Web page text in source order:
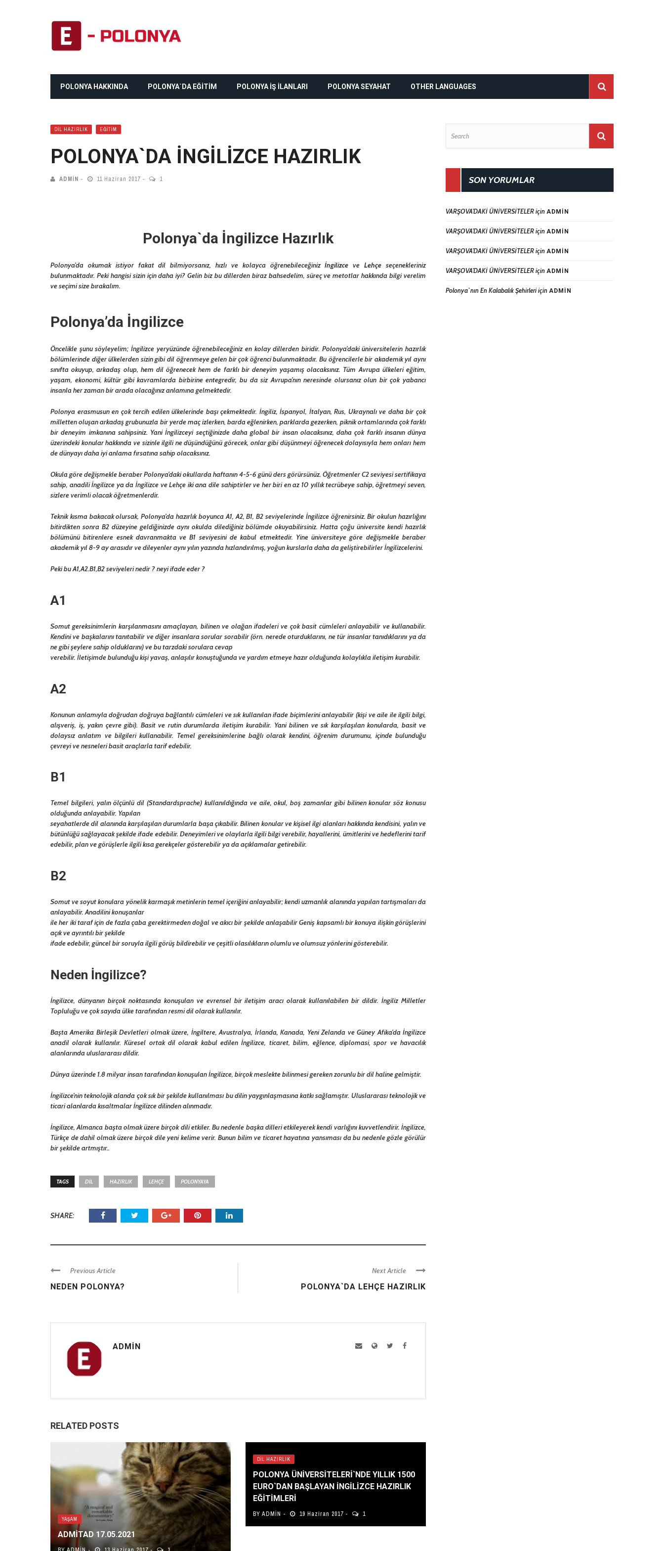
POLONYA HAKKINDA POLONYA`DA EĞİTİM POLONYA İŞ İLANLARI POLONYA SEYAHAT OTHER LANGUAGES
DIL HAZIRLIK EĞITIM
POLONYA`DA İNGILIZCE HAZIRLIK
ADMIN 11 Haziran 2017 1
Polonya`da İngilizce Hazırlık
Polonya’da okumak istiyor fakat dil bilmiyorsanız, hızlı ve kolayca öğrenebileceğinizİngilizce veLehçe seçenekleriniz
bulunmaktadır. Peki hangisi sizin için daha iyi? Gelin biz bu dillerden biraz bahsedelim, süreç ve metotlar hakkında bilgi verelim
ve seçimi size bırakalım.
Polonya’da İngilizce
Öncelikle şunu söyleyelim; İngilizce yeryüzünde öğrenebileceğiniz en kolay dillerden biridir. Polonya’daki üniversitelerin hazırlık
bölümlerinde diğer ülkelerden sizin gibi dil öğrenmeye gelen bir çok öğrenci bulunmaktadır. Bu öğrencilerle bir akademik yıl aynı
sınıfta okuyup, arkadaş olup, hem dil öğrenecek hem de farklı bir deneyim yaşamış olacaksınız. Tüm Avrupa ülkeleri eğitim,
yaşam, ekonomi, kültür gibi kavramlarda birbirine entegredir, bu da siz Avrupa’nın neresinde olursanız olun bir çok yabancı
insanla her zaman bir arada olacağınız anlamına gelmektedir.
Polonya erasmusun en çok tercih edilen ülkelerinde başı çekmektedir. İngiliz, İspanyol, İtalyan, Rus, Ukraynalı ve daha bir çok
milletten oluşan arkadaş grubunuzla bir yerde maç izlerken, barda eğlenirken, parklarda gezerken, piknik ortamlarında çok farklı
bir deneyim imkanına sahipsiniz. Yani İngilizceyi seçtiğinizde daha global bir insan olacaksınız, daha çok farklı insanın dünya
üzerindeki konular hakkında ve sizinle ilgili ne düşündüğünü görecek, onlar gibi düşünmeyi öğrenecek dolayısıyla hem onları hem
de dünyayı daha iyi anlama fırsatına sahip olacaksınız.
Okula göre değişmekle beraber Polonya’daki okullarda haftanın 4-5-6 günü ders görürsünüz. Öğretmenler C2 seviyesi sertifikaya
sahip, anadili İngilizce ya da İngilizce ve Lehçe iki ana dile sahiptirler ve her biri en az 10 yıllık tecrübeye sahip, öğretmeyi seven,
sizlere verimli olacak öğretmenlerdir.
Teknik kısma bakacak olursak, Polonya’da hazırlık boyunca A1, A2, B1, B2 seviyelerinde İngilizce öğrenirsiniz. Bir okulun hazırlığını
bitirdikten sonra B2 düzeyine geldiğinizde aynı okulda dilediğiniz bölümde okuyabilirsiniz. Hatta çoğu üniversite kendi hazırlık
bölümünü bitirenlere esnek davranmakta ve B1 seviyesini de kabul etmektedir. Yine üniversiteye göre değişmekle beraber
akademik yıl 8-9 ay arasıdır ve dileyenler aynı yılın yazında hızlandırılmış, yoğun kurslarla daha da geliştirebilirler İngilizcelerini.
Peki bu A1,A2.B1,B2 seviyeleri nedir ? neyi ifade eder ?
A1
Somut gereksinimlerin karşılanmasını amaçlayan, bilinen ve olağan ifadeleri ve çok basit cümleleri anlayabilir ve kullanabilir.
Kendini ve başkalarını tanıtabilir ve diğer insanlara sorular sorabilir (örn. nerede oturduklarını, ne tür insanlar tanıdıklarını ya da
ne gibi şeylere sahip olduklarını) ve bu tarzdaki sorulara cevap
verebilir. İletişimde bulunduğu kişi yavaş, anlaşılır konuştuğunda ve yardım etmeye hazır olduğunda kolaylıkla iletişim kurabilir.
A2
Konunun anlamıyla doğrudan doğruya bağlantılı cümleleri ve sık kullanılan ifade biçimlerini anlayabilir (kişi ve aile ile ilgili bilgi,
alışveriş, iş, yakın çevre gibi). Basit ve rutin durumlarda iletişim kurabilir. Yani bilinen ve sık karşılaşılan konularda, basit ve
dolaysız anlatım ve bilgileri kullanabilir. Temel gereksinimlerine bağlı olarak kendini, öğrenim durumunu, içinde bulunduğu
çevreyi ve nesneleri basit araçlarla tarif edebilir.
B1
Temel bilgileri, yalın ölçünlü dil (Standardsprache) kullanıldığında ve aile, okul, boş zamanlar gibi bilinen konular söz konusu
olduğunda anlayabilir. Yapılan
seyahatlerde dil alanında karşılaşılan durumlarla başa çıkabilir. Bilinen konular ve kişisel ilgi alanları hakkında kendisini, yalın ve
bütünlüğü sağlayacak şekilde ifade edebilir. Deneyimleri ve olaylarla ilgili bilgi verebilir, hayallerini, ümitlerini ve hedeflerini tarif
edebilir, plan ve görüşlerle ilgili kısa gerekçeler gösterebilir ya da açıklamalar getirebilir.
B2
Somut ve soyut konulara yönelik karmaşık metinlerin temel içeriğini anlayabilir; kendi uzmanlık alanında yapılan tartışmaları da
anlayabilir. Anadilini konuşanlar
ile her iki taraf için de fazla çaba gerektirmeden doğal ve akıcı bir şekilde anlaşabilir Geniş kapsamlı bir konuya ilişkin görüşlerini
açık ve ayrıntılı bir şekilde
ifade edebilir, güncel bir soruyla ilgili görüş bildirebilir ve çeşitli olasılıkların olumlu ve olumsuz yönlerini gösterebilir.
Neden İngilizce?
İngilizce, dünyanın birçok noktasında konuşulan ve evrensel bir iletişim aracı olarak kullanılabilen bir dildir. İngiliz Milletler
Topluluğu ve çok sayıda ülke tarafından resmi dil olarak kullanılır.
Başta Amerika Birleşik Devletleri olmak üzere, İngiltere, Avustralya, İrlanda, Kanada, Yeni Zelanda ve Güney Afika’da İngilizce
anadil olarak kullanılır. Küresel ortak dil olarak kabul edilen İngilizce, ticaret, bilim, eğlence, diplomasi, spor ve havacılık
alanlarında uluslararası dildir.
Dünya üzerinde 1.8 milyar insan tarafından konuşulan İngilizce, birçok meslekte bilinmesi gereken zorunlu bir dil haline gelmiştir.
İngilizce’nin teknolojik alanda çok sık bir şekilde kullanılması bu dilin yaygınlaşmasına katkı sağlamıştır. Uluslararası teknolojik ve
ticari alanlarda kısaltmalar İngilizce dilinden alınmadır.
İngilizce, Almanca başta olmak üzere birçok dili etkiler. Bu nedenle başka dilleri etkileyerek kendi varlığını kuvvetlendirir. İngilizce,
Türkçe de dahil olmak üzere birçok dile yeni kelime verir. Bunun bilim ve ticaret hayatına yansıması da bu nedenle gözle görülür
bir şekilde artmıştır..
TAGS DIL HAZIRLIK LEHÇE POLONYAYA
SHARE:
Previous Article
NEDEN POLONYA?
Next Article
POLONYA`DA LEHÇE HAZIRLIK
ADMIN
RELATED POSTS
YAŞAM
ADMITAD 17.05.2021
DIL HAZIRLIK
POLONYA ÜNIVERSITELERI`NDE YILLIK 1500
EURO`DAN BAŞLAYAN İNGILIZCE HAZIRLIK
EĞITIMLERI
BYADMIN 19 Haziran 2017 1
SON YORUMLAR
VARŞOVA’DAKİ ÜNİVERSİTELERiçin ADMIN
VARŞOVA’DAKİ ÜNİVERSİTELERiçin ADMIN
VARŞOVA’DAKİ ÜNİVERSİTELERiçin ADMIN
VARŞOVA’DAKİ ÜNİVERSİTELERiçin ADMIN
Polonya`nın En Kalabalık Şehirleriiçin ADMIN